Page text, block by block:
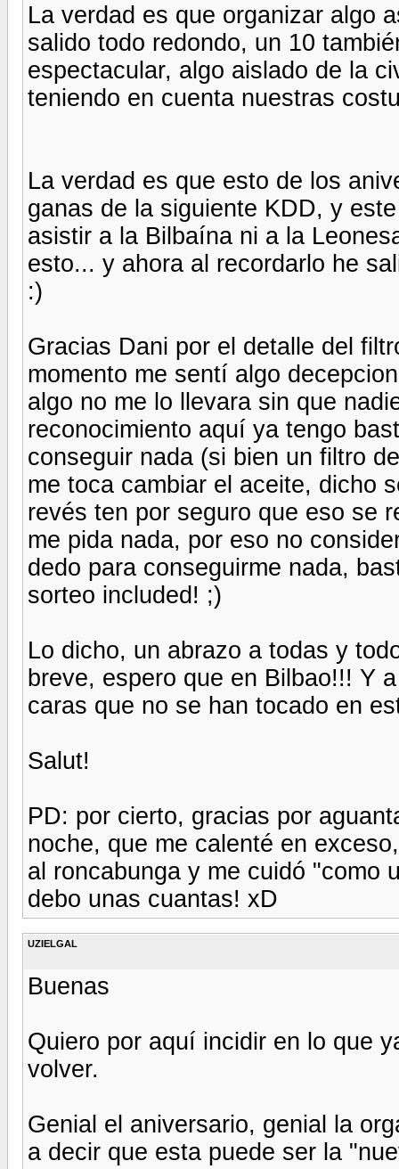
La verdad es que organizar algo
salido todo redondo, un 10
espectacular, algo aislado de la
teniendo en cuenta nuestras
La verdad es que esto de los
ganas de la siguiente KDD, y
asistir a la Bilbaína ni a la
esto... y ahora al recordarlo he
:)
Gracias Dani por el detalle del
momento me sentí algo
algo no me lo llevara sin que
reconocimiento aquí ya tengo
conseguir nada (si bien un filtro
me toca cambiar el aceite, dicho
revés ten por seguro que eso se
me pida nada, por eso no
dedo para conseguirme nada,
sorteo included! ;)
Lo dicho, un abrazo a todas y
breve, espero que en Bilbao!!! Y
caras que no se han tocado en
Salut!
PD: por cierto, gracias por
noche, que me calenté en
al roncabunga y me cuidó "como
debo unas cuantas! xD
UZIELGAL
Buenas
Quiero por aquí incidir en lo que
volver.
Genial el aniversario, genial la
a decir que esta puede ser la